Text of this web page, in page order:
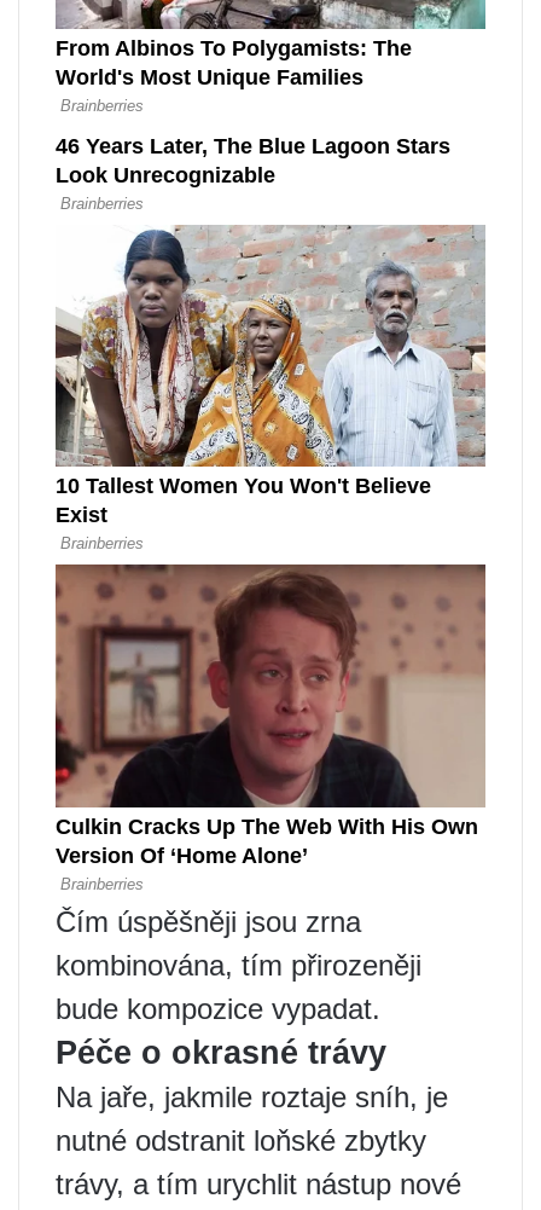
Čím úspěšněji jsou zrna
kombinována, tím přirozeněji
bude kompozice vypadat.
Péče o okrasné trávy
Na jaře, jakmile roztaje sníh, je
nutné odstranit loňské zbytky
trávy, a tím urychlit nástup nové